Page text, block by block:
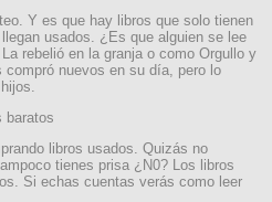
Y es que hay libros que solo tienen
usados. ¿Es que alguien se lee
rebelió en la granja o como Orgullo y
compró nuevos en su día, pero lo
baratos
libros usados. Quizás no
tienes prisa ¿N0? Los libros
Si echas cuentas verás como leer